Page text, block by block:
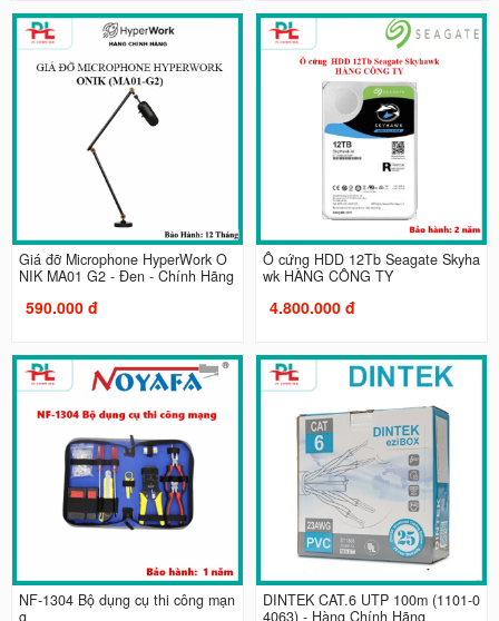
Giá đỡ Microphone HyperWork O
NIK MA01 G2 - Đen - Chính Hãng
590.000 đ
Ổ cứng HDD 12Tb Seagate Skyha
wk HÀNG CÔNG TY
4.800.000 đ
NF-1304 Bộ dụng cụ thi công mạn
g
DINTEK CAT.6 UTP 100m (1101-0
4063) - Hàng Chính Hãng